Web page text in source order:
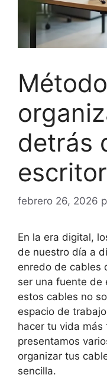
detrás
febrero 26, 2026
En la era digital,
de nuestro día a
enredo de cables
ser una fuente de
estos cables no
espacio de
hacer tu vida más
presentamos
organizar tus
sencilla.